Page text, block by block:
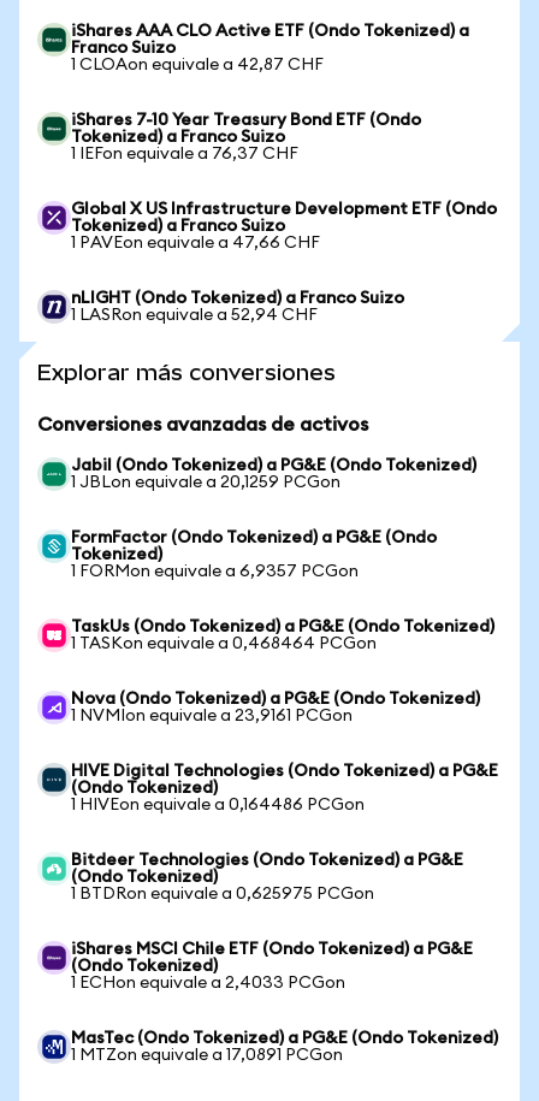
iShares AAA CLO Active ETF (Ondo Tokenized) a
Franco Suizo
1 CLOAon equivale a 42,87 CHF
iShares 7-10 Year Treasury Bond ETF (Ondo
Tokenized) a Franco Suizo
1 IEFon equivale a 76,37 CHF
Global X US Infrastructure Development ETF (Ondo
Tokenized) a Franco Suizo
1 PAVEon equivale a 47,66 CHF
nLIGHT (Ondo Tokenized) a Franco Suizo
1 LASRon equivale a 52,94 CHF
Explorar más conversiones
Conversiones avanzadas de activos
Jabil (Ondo Tokenized) a PG&E (Ondo Tokenized)
1 JBLon equivale a 20,1259 PCGon
FormFactor (Ondo Tokenized) a PG&E (Ondo
Tokenized)
1 FORMon equivale a 6,9357 PCGon
TaskUs (Ondo Tokenized) a PG&E (Ondo Tokenized)
1 TASKon equivale a 0,468464 PCGon
Nova (Ondo Tokenized) a PG&E (Ondo Tokenized)
1 NVMIon equivale a 23,9161 PCGon
HIVE Digital Technologies (Ondo Tokenized) a PG&E
(Ondo Tokenized)
1 HIVEon equivale a 0,164486 PCGon
Bitdeer Technologies (Ondo Tokenized) a PG&E
(Ondo Tokenized)
1 BTDRon equivale a 0,625975 PCGon
iShares MSCI Chile ETF (Ondo Tokenized) a PG&E
(Ondo Tokenized)
1 ECHon equivale a 2,4033 PCGon
MasTec (Ondo Tokenized) a PG&E (Ondo Tokenized)
1 MTZon equivale a 17,0891 PCGon